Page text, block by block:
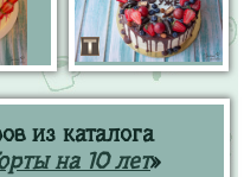
из каталога
на 10 лет»